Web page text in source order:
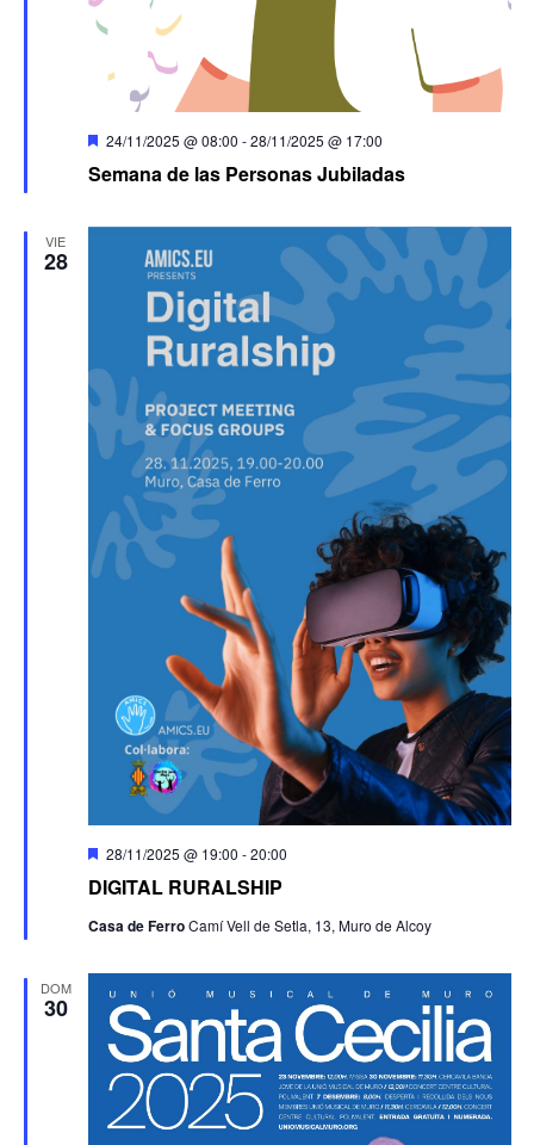
Semana de las Personas Jubiladas
Destacado
24/11/2025 @ 08:00 -28/11/2025 @ 17:00
VIE
28
DIGITAL RURALSHIP
Destacado
28/11/2025 @ 19:00 -20:00
Casa de FerroCamí Vell de Setla, 13, Muro de Alcoy
DOM
30